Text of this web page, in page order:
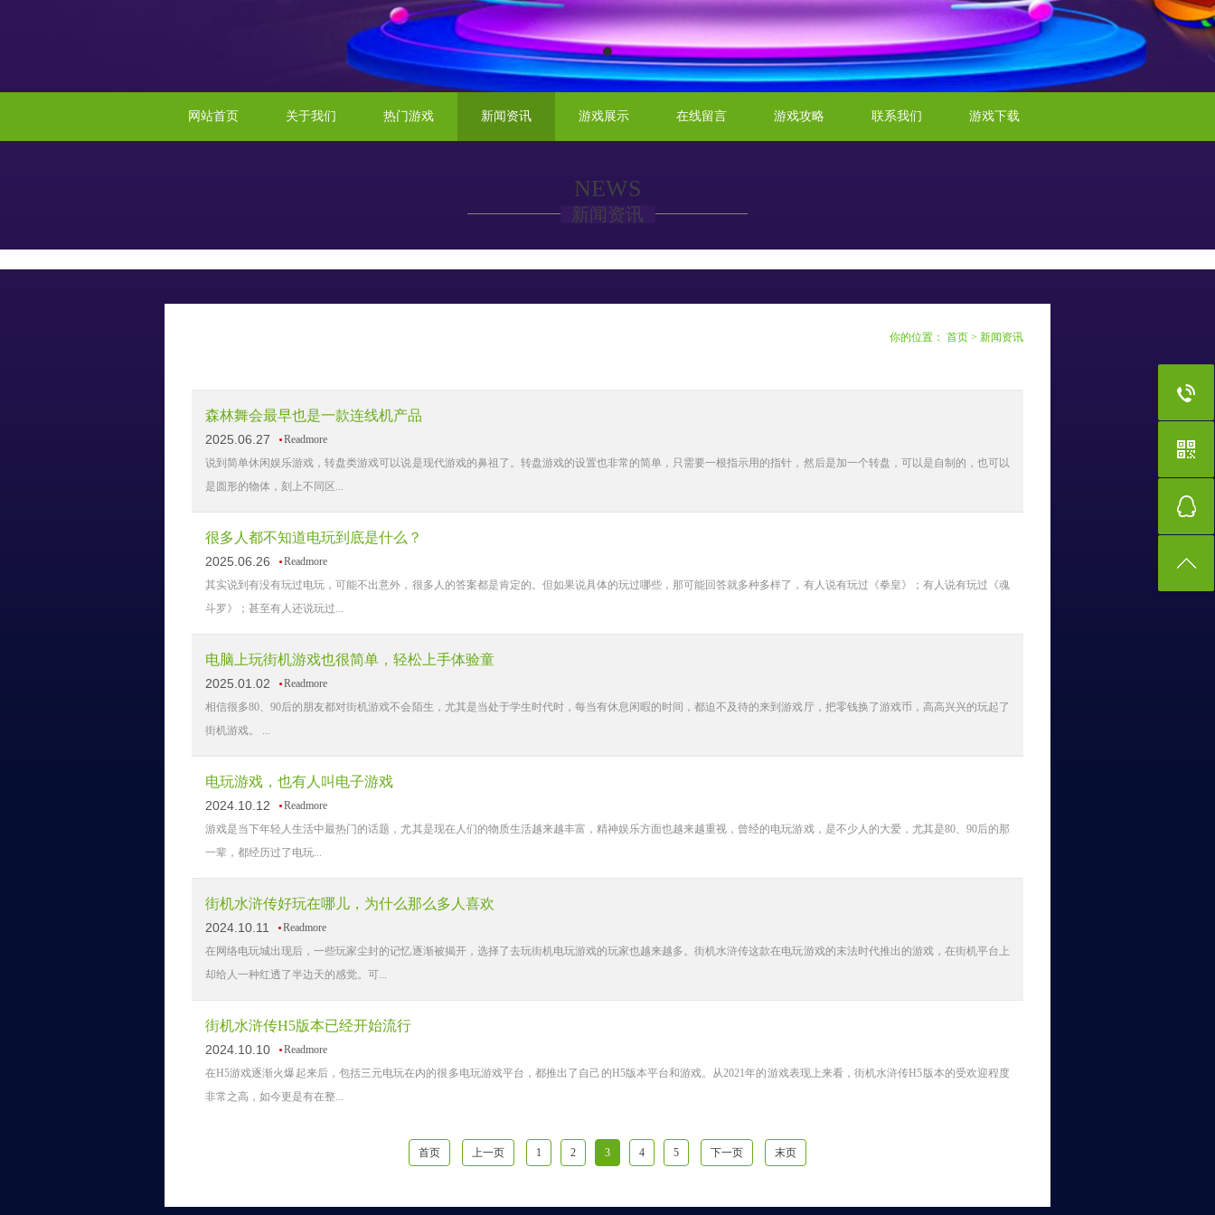
网站首页 关于我们 热门游戏 新闻资讯 游戏展示 在线留言 游戏攻略 联系我们 游戏下载
NEWS
新闻资讯
你的位置： 首页 > 新闻资讯
森林舞会最早也是一款连线机产品
2025.06.27
Readmore
说到简单休闲娱乐游戏，转盘类游戏可以说是现代游戏的鼻祖了。转盘游戏的设置也非常的简单，只需要一根指示用的指针，然后是加一个转盘，可以是自制的，也可以
是圆形的物体，刻上不同区...
很多人都不知道电玩到底是什么？
2025.06.26
Readmore
其实说到有没有玩过电玩，可能不出意外，很多人的答案都是肯定的。但如果说具体的玩过哪些，那可能回答就多种多样了，有人说有玩过《拳皇》；有人说有玩过《魂
斗罗》；甚至有人还说玩过...
电脑上玩街机游戏也很简单，轻松上手体验童
2025.01.02
Readmore
相信很多80、90后的朋友都对街机游戏不会陌生，尤其是当处于学生时代时，每当有休息闲暇的时间，都迫不及待的来到游戏厅，把零钱换了游戏币，高高兴兴的玩起了
街机游戏。 ...
电玩游戏，也有人叫电子游戏
2024.10.12
Readmore
游戏是当下年轻人生活中最热门的话题，尤其是现在人们的物质生活越来越丰富，精神娱乐方面也越来越重视，曾经的电玩游戏，是不少人的大爱，尤其是80、90后的那
一辈，都经历过了电玩...
街机水浒传好玩在哪儿，为什么那么多人喜欢
2024.10.11
Readmore
在网络电玩城出现后，一些玩家尘封的记忆逐渐被揭开，选择了去玩街机电玩游戏的玩家也越来越多。街机水浒传这款在电玩游戏的末法时代推出的游戏，在街机平台上
却给人一种红透了半边天的感觉。可...
街机水浒传H5版本已经开始流行
2024.10.10
Readmore
在H5游戏逐渐火爆起来后，包括三元电玩在内的很多电玩游戏平台，都推出了自己的H5版本平台和游戏。从2021年的游戏表现上来看，街机水浒传H5版本的受欢迎程度
非常之高，如今更是有在整...
首页 上一页 1 2 3 4 5 下一页 末页